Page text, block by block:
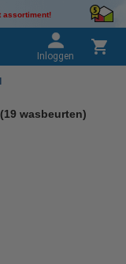
assortiment!
Inloggen
wasbeurten)